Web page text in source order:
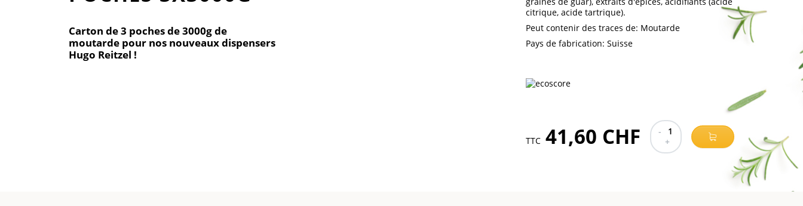
Carton de 3 poches de 3000g de
moutarde pour nos nouveaux dispensers
Hugo Reitzel !
citrique, acide tartrique).
Peut contenir des traces de: Moutarde
Pays de fabrication: Suisse
TTC 41,60 CHF -
1
+